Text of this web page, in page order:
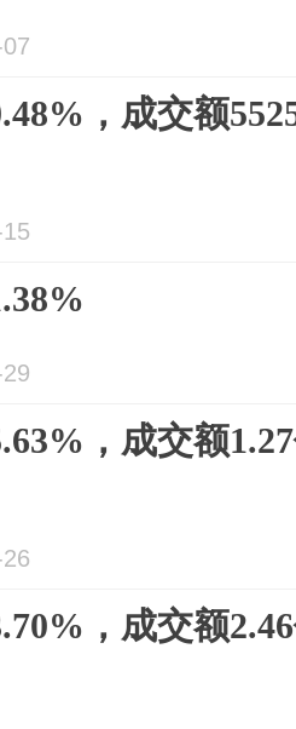
，成交额
，成交额
，成交额